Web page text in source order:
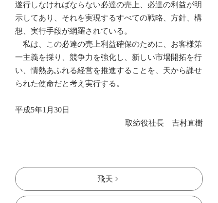
遂行しなければならない必達の売上、必達の利益が明
示してあり、それを実現するすべての戦略、方針、構
想、実行手段が網羅されている。
私は、この必達の売上利益確保のために、お客様第
一主義を採り、競争力を強化し、新しい市場開拓を行
い、情熱あふれる経営を推進することを、天から課せ
られた使命だと考え実行する。
平成5年1月30日
取締役社長 吉村直樹
飛天